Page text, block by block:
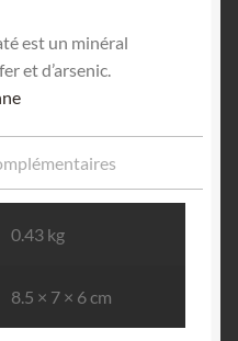
est un minéral
et d’arsenic.
0.43 kg
8.5 × 7 × 6 cm